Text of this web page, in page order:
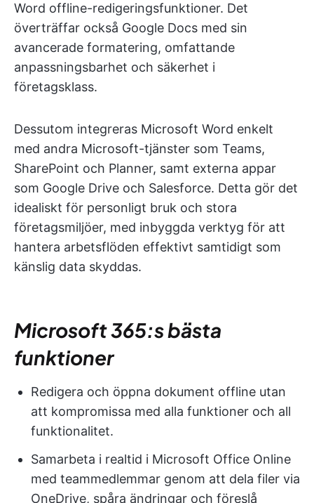
Word offline-redigeringsfunktioner. Det
överträffar också Google Docs med sin
avancerade formatering, omfattande
anpassningsbarhet och säkerhet i
företagsklass.
Dessutom integreras Microsoft Word enkelt
med andra Microsoft-tjänster som Teams,
SharePoint och Planner, samt externa appar
som Google Drive och Salesforce. Detta gör det
idealiskt för personligt bruk och stora
företagsmiljöer, med inbyggda verktyg för att
hantera arbetsflöden effektivt samtidigt som
känslig data skyddas.
Microsoft 365:s bästa
funktioner
Redigera och öppna dokument offline utan
att kompromissa med alla funktioner och all
funktionalitet.
Samarbeta i realtid i Microsoft Office Online
med teammedlemmar genom att dela filer via
OneDrive, spåra ändringar och föreslå